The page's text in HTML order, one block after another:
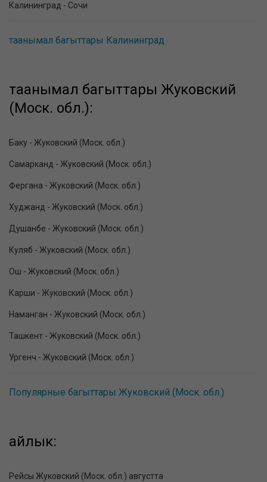
Калининград - Сочи
таанымал багыттары Калининград
таанымал багыттары Жуковский
(Моск. обл.):
Баку - Жуковский (Моск. обл.)
Самарканд - Жуковский (Моск. обл.)
Фергана - Жуковский (Моск. обл.)
Худжанд - Жуковский (Моск. обл.)
Душанбе - Жуковский (Моск. обл.)
Куляб - Жуковский (Моск. обл.)
Ош - Жуковский (Моск. обл.)
Карши - Жуковский (Моск. обл.)
Наманган - Жуковский (Моск. обл.)
Ташкент - Жуковский (Моск. обл.)
Ургенч - Жуковский (Моск. обл.)
Популярные багыттары Жуковский (Моск. обл.)
айлык:
Рейсы Жуковский (Моск. обл.) августта